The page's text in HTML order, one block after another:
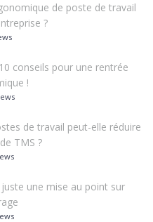
de poste de travail
?
conseils pour une rentrée
!
de travail peut-elle réduire
TMS ?
une mise au point sur